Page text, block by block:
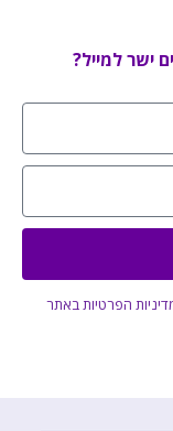
ישר למייל?
הפרטיות באתר